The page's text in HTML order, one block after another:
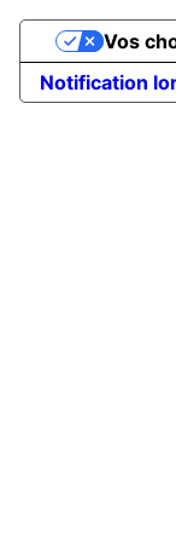
Notification
Vos